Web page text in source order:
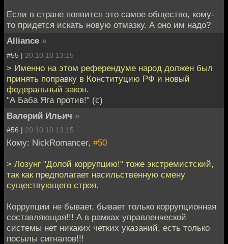
Если в стране появится это самое общество, кому-
то придется искать новую отмазку. А оно им надо?
Alliance »
#55 | 20.10.10 13:15
> Именно на этом референдуме народ должен был
принять поправку в Конституцию РФ и новый
федеральный закон.
"А Баба Яга против!" (с)
Валерий Ильич »
#56 | 20.10.10 13:15
Кому: NickRomancer, #50
> Лозунг "Долой коррупцию!" тоже экстремистский,
так как предполагает насильственную смену
существующего строя.
Коррупции не бывает, бывает только коррупционная
составляющая!!! А в рамках управленческой
системы нет никаких четких указаний, есть только
посылы сигналов!!!